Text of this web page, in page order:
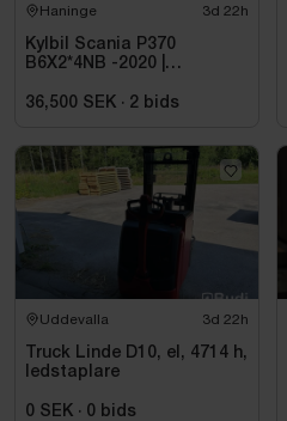
Haninge 3d 22h
Kylbil Scania P370
B6X2*4NB -2020 |
36,500 SEK · 2 bids
Uddevalla 3d 22h
Truck Linde D10, el, 4714 h,
ledstaplare
0 SEK · 0 bids